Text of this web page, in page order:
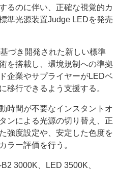
・製本機特集
2022 検査・校正特集
く
印刷機材年鑑
み
サイトポリシー
るのに伴い、正確な視覚的カ
準光源装置Judge LEDを発売
づき開発された新しい標準
を搭載し、環境規制への準拠
企業やサプライヤーがLEDベ
移行できるよう支援する。
時間が不要なインスタントオ
ンによる光源の切り替え、正
強度設定や、安定した色度を
ラー評価を行う。
3000K、LED 3500K、